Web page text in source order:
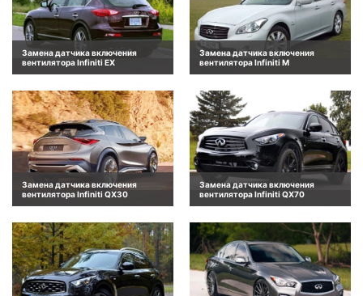
Замена датчика включения
вентилятора Infiniti EX
Замена датчика включения
вентилятора Infiniti M
Замена датчика включения
вентилятора Infiniti QX30
Замена датчика включения
вентилятора Infiniti QX70